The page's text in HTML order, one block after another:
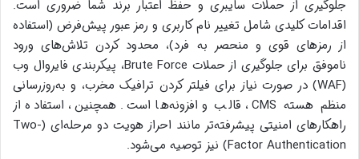
جلوگیری از حملات سایبری و حفظ اعتبار برند شما ضروری است.
اقدامات کلیدی شامل تغییر نام کاربری و رمز عبور پیش‌فرض (استفاده
از رمزهای قوی و منحصر به فرد)، محدود کردن تلاش‌های ورود
ناموفق برای جلوگیری از حملات Brute Force، پیکربندی فایروال وب
(WAF) در صورت نیاز برای فیلتر کردن ترافیک مخرب، و به‌روزرسانی
منظم هسته CMS، قالب و افزونه‌ها است. همچنین، استفاده از
راهکارهای امنیتی پیشرفته‌تر مانند احراز هویت دو مرحله‌ای (Two-
Factor Authentication) نیز توصیه می‌شود.